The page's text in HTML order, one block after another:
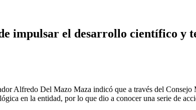
impulsar el desarrollo científico y
Alfredo Del Mazo Maza indicó que a través del
en la entidad, por lo que dio a conocer una serie de